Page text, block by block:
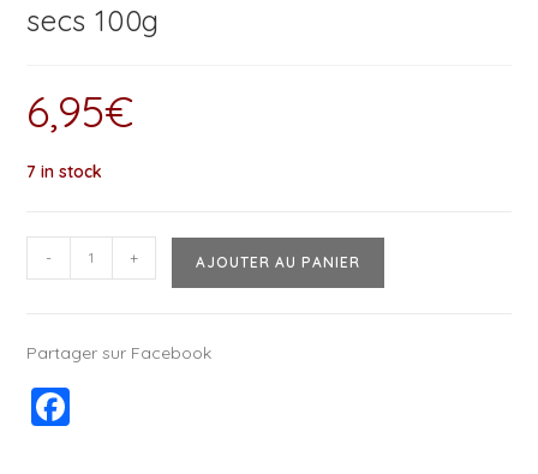
secs 100g
6,95€
7 in stock
- + AJOUTER AU PANIER
Partager sur Facebook